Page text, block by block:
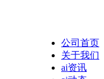
公司首页
关于我们
ai资讯